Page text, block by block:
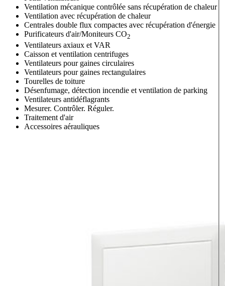
Ventilation mécanique contrôlée sans récupération de chaleur
Ventilation avec récupération de chaleur
Centrales double flux compactes avec récupération d'énergie
Purificateurs d'air/Moniteurs CO2
Ventilateurs axiaux et VAR
Caisson et ventilation centrifuges
Ventilateurs pour gaines circulaires
Ventilateurs pour gaines rectangulaires
Tourelles de toiture
Désenfumage, détection incendie et ventilation de parking
Ventilateurs antidéflagrants
Mesurer. Contrôler. Réguler.
Traitement d'air
Accessoires aérauliques